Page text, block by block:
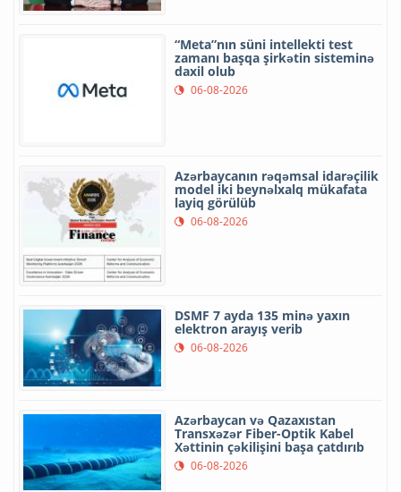
“Meta”nın süni intellekti test
zamanı başqa şirkətin sisteminə
daxil olub
06-08-2026
Azərbaycanın rəqəmsal idarəçilik
model iki beynəlxalq mükafata
layiq görülüb
06-08-2026
DSMF 7 ayda 135 minə yaxın
elektron arayış verib
06-08-2026
Azərbaycan və Qazaxıstan
Transxəzər Fiber-Optik Kabel
Xəttinin çəkilişini başa çatdırıb
06-08-2026